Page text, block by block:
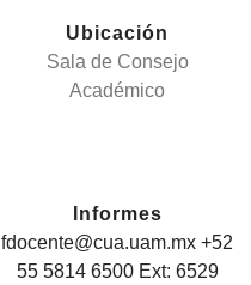
Ubicación
Sala de Consejo
Académico
Informes
fdocente@cua.uam.mx +52
55 5814 6500 Ext: 6529